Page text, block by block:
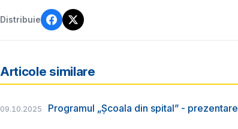
Distribuie
Articole similare
09.10.2025 Programul „Școala din spital” - prezentare